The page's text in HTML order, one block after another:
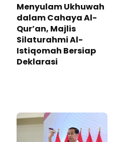
Menyulam Ukhuwah
dalam Cahaya Al-
Qur’an, Majlis
Silaturahmi Al-
Istiqomah Bersiap
Deklarasi